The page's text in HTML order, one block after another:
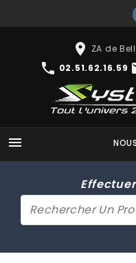
place ZA de
phone 02.51.62.16.59
